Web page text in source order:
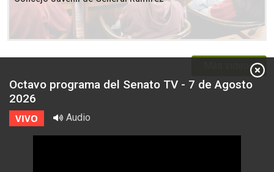
Más videos
Octavo programa del Senato TV - 7 de Agosto
2026
VIVO Audio